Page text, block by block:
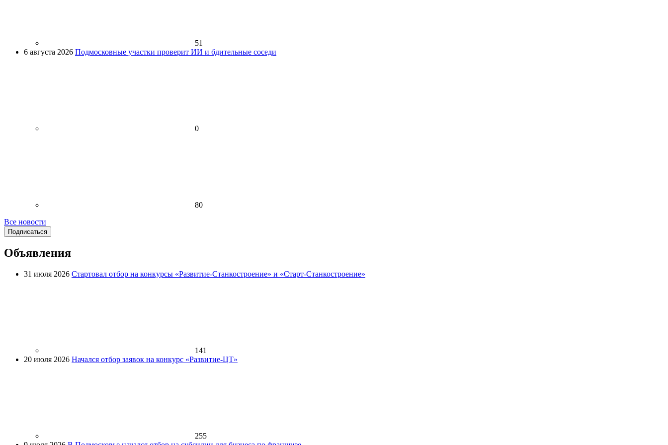
51
6 августа 2026 Подмосковные участки проверит ИИ и бдительные соседи
0
80
Все новости
Подписаться
Объявления
31 июля 2026 Стартовал отбор на конкурсы «Развитие-Станкостроение» и «Старт-Станкостроение»
141
20 июля 2026 Начался отбор заявок на конкурс «Развитие-ЦТ»
255